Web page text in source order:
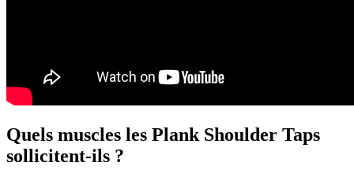
Quels muscles les Plank Shoulder Taps
sollicitent-ils ?